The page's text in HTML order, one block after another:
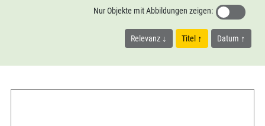
Relevanz Titel Datum
Nur Objekte mit Abbildungen zeigen: